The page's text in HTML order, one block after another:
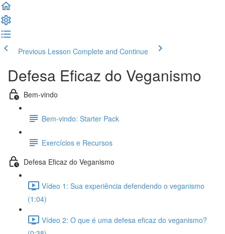
Previous Lesson Complete and Continue
Defesa Eficaz do Veganismo
Bem-vindo
Bem-vindo: Starter Pack
Exercícios e Recursos
Defesa Eficaz do Veganismo
Vídeo 1: Sua experiência defendendo o veganismo
(1:04)
Vídeo 2: O que é uma defesa eficaz do veganismo?